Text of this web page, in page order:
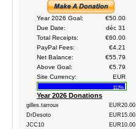
Year 2026 Goal:
€50.00
Due Date:
déc 31
Total Receipts:
€60.00
PayPal Fees:
€4.21
Net Balance:
€55.79
Above Goal:
€5.79
Site Currency:
EUR
112%
Year 2026 Donations
gilles.tarroux
EUR20.00
DrDesoto
EUR15.00
JCC10
EUR10.00